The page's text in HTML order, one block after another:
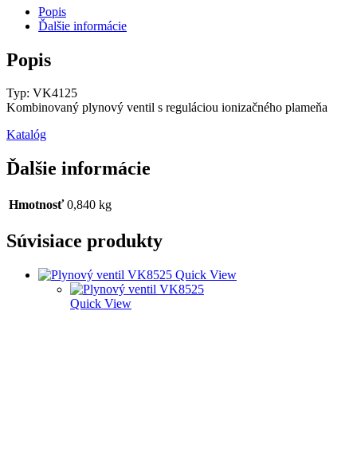
Popis
Ďalšie informácie
Popis
Typ: VK4125
Kombinovaný plynový ventil s reguláciou ionizačného plameňa
Katalóg
Ďalšie informácie
Hmotnosť 0,840 kg
Súvisiace produkty
Quick View
Quick View